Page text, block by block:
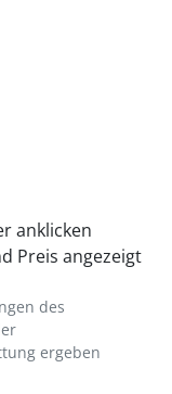
anklicken
Preis angezeigt
des
ergeben